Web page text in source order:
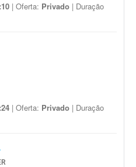
| Oferta: Privado | Duração
| Oferta: Privado | Duração